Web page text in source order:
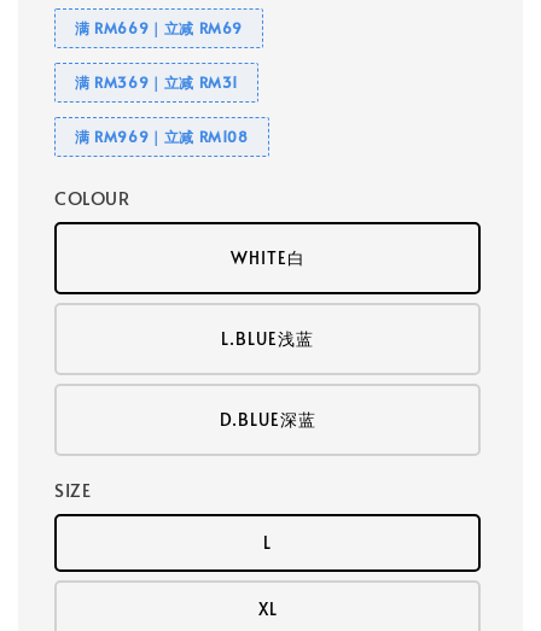
满 RM669｜立减 RM69
满 RM369｜立减 RM31
满 RM969｜立减 RM108
COLOUR
WHITE白
L.BLUE浅蓝
D.BLUE深蓝
SIZE
L
XL